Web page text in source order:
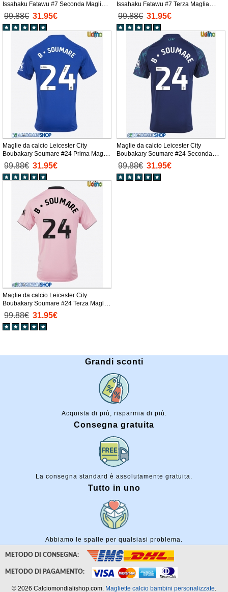
Issahaku Fatawu #7 Seconda Maglia
2025-26 Manica Corta
99.88€ 31.95€
Issahaku Fatawu #7 Terza Maglia
2025-26 Manica Corta
99.88€ 31.95€
Maglie da calcio Leicester City
Boubakary Soumare #24 Prima Maglia
2025-26 Manica Corta
99.88€ 31.95€
Maglie da calcio Leicester City
Boubakary Soumare #24 Seconda
Maglia 2025-26 Manica Corta
99.88€ 31.95€
Maglie da calcio Leicester City
Boubakary Soumare #24 Terza Maglia
2025-26 Manica Corta
99.88€ 31.95€
Grandi sconti
Acquista di più, risparmia di più.
Consegna gratuita
La consegna standard è assolutamente gratuita.
Tutto in uno
Abbiamo le spalle per qualsiasi problema.
METODO DI CONSEGNA:
METODO DI PAGAMENTO:
© 2026 Calciomondialishop.com. Magliette calcio bambini personalizzate.